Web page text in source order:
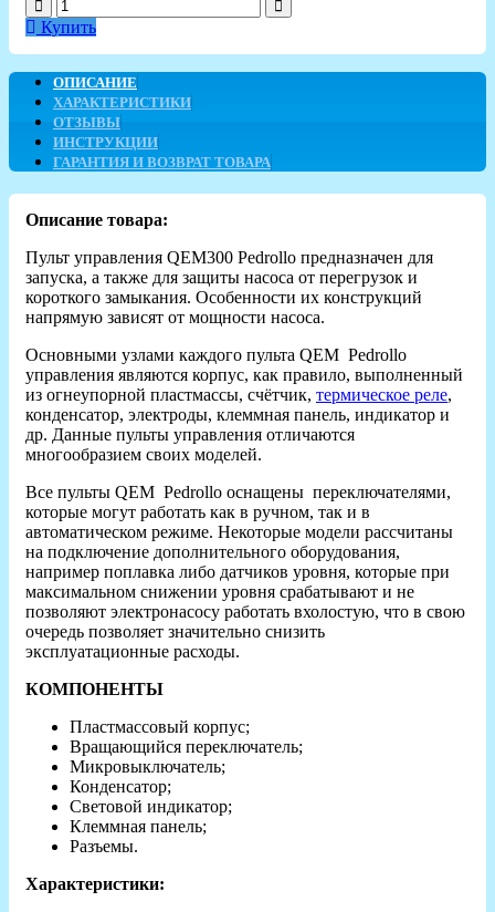
Купить
ОПИСАНИЕ
ХАРАКТЕРИСТИКИ
ОТЗЫВЫ
ИНСТРУКЦИИ
ГАРАНТИЯ И ВОЗВРАТ ТОВАРА
Описание товара:
Пульт управления QEM300 Pedrollo предназначен для
запуска, а также для защиты насоса от перегрузок и
короткого замыкания. Особенности их конструкций
напрямую зависят от мощности насоса.
Основными узлами каждого пульта QEM Pedrollo
управления являются корпус, как правило, выполненный
из огнеупорной пластмассы, счётчик, термическое реле,
конденсатор, электроды, клеммная панель, индикатор и
др. Данные пульты управления отличаются
многообразием своих моделей.
Все пульты QEM Pedrollo оснащены переключателями,
которые могут работать как в ручном, так и в
автоматическом режиме. Некоторые модели рассчитаны
на подключение дополнительного оборудования,
например поплавка либо датчиков уровня, которые при
максимальном снижении уровня срабатывают и не
позволяют электронасосу работать вхолостую, что в свою
очередь позволяет значительно снизить
эксплуатационные расходы.
КОМПОНЕНТЫ
Пластмассовый корпус;
Вращающийся переключатель;
Микровыключатель;
Конденсатор;
Световой индикатор;
Клеммная панель;
Разъемы.
Характеристики: